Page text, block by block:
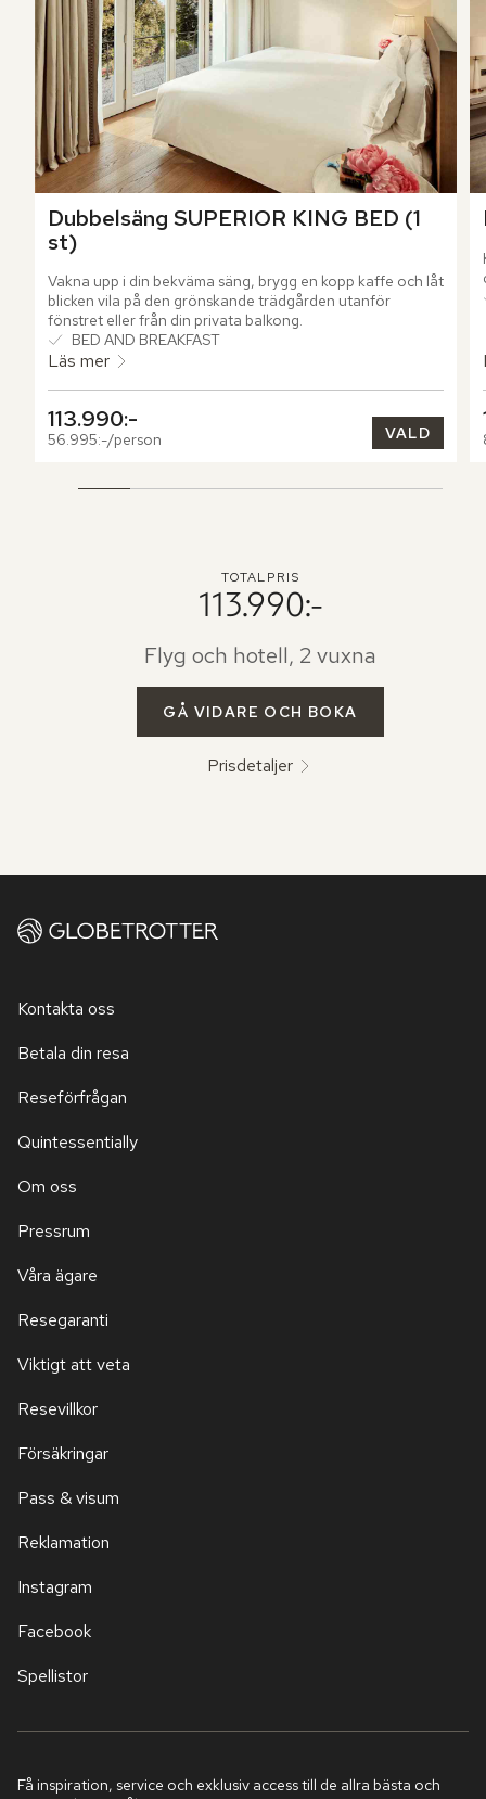
Dubbelsäng SUPERIOR KING BED (1
st)
Vakna upp i din bekväma säng, brygg en kopp kaffe och låt
blicken vila på den grönskande trädgården utanför
fönstret eller från din privata balkong.
BED AND BREAKFAST
Läs mer
113.990:-
56.995:-/person VALD
TOTALPRIS
113.990:-
Flyg och hotell, 2 vuxna
GÅ VIDARE OCH BOKA
Prisdetaljer
Kontakta oss
Betala din resa
Reseförfrågan
Quintessentially
Om oss
Pressrum
Våra ägare
Resegaranti
Viktigt att veta
Resevillkor
Försäkringar
Pass & visum
Reklamation
Instagram
Facebook
Spellistor
Få inspiration, service och exklusiv access till de allra bästa och